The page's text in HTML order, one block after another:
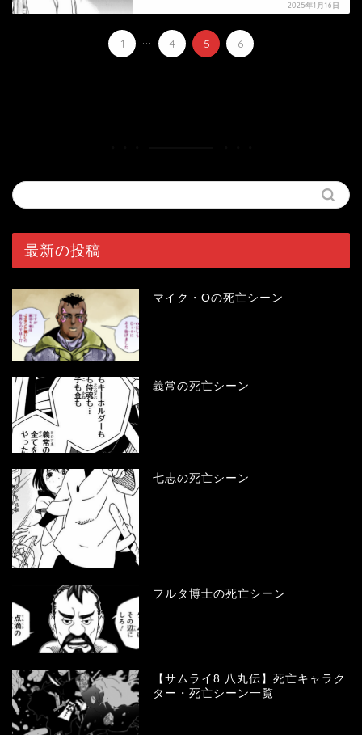
2025年1月16日
1 ... 4 5 6
最新の投稿
マイク・Oの死亡シーン
義常の死亡シーン
七志の死亡シーン
フルタ博士の死亡シーン
【サムライ8 八丸伝】死亡キャラク
ター・死亡シーン一覧